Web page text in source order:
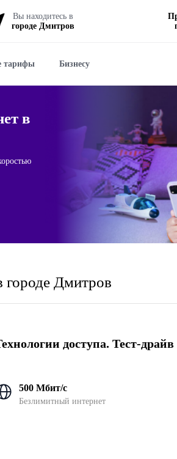
Вы находитесь в
городе Дмитров
тарифы Бизнесу
в
городе Дмитров
доступа. Тест-драйв
500 Мбит/с
Безлимитный интернет